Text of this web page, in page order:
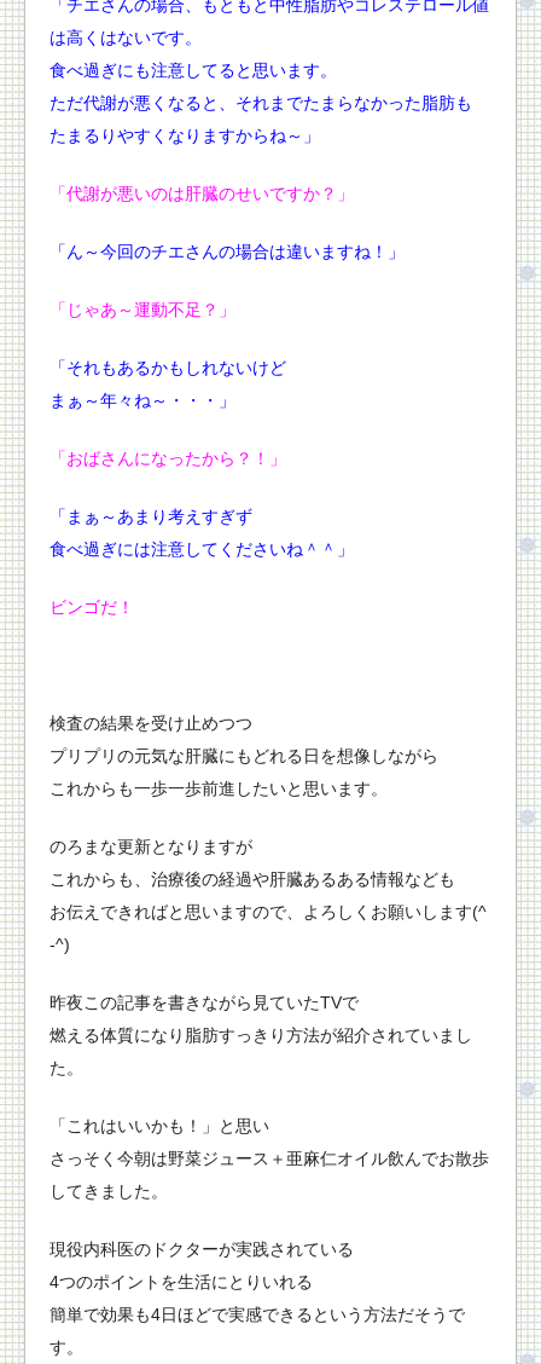
「チエさんの場合、もともと中性脂肪やコレステロール値
は高くはないです。
食べ過ぎにも注意してると思います。
ただ代謝が悪くなると、それまでたまらなかった脂肪も
たまるりやすくなりますからね～」
「代謝が悪いのは肝臓のせいですか？」
「ん～今回のチエさんの場合は違いますね！」
「じゃあ～運動不足？」
「それもあるかもしれないけど
まぁ～年々ね～・・・」
「おばさんになったから？！」
「まぁ～あまり考えすぎず
食べ過ぎには注意してくださいね＾＾」
ビンゴだ！
検査の結果を受け止めつつ
プリプリの元気な肝臓にもどれる日を想像しながら
これからも一歩一歩前進したいと思います。
のろまな更新となりますが
これからも、治療後の経過や肝臓あるある情報なども
お伝えできればと思いますので、よろしくお願いします(^
-^)
昨夜この記事を書きながら見ていたTVで
燃える体質になり脂肪すっきり方法が紹介されていまし
た。
「これはいいかも！」と思い
さっそく今朝は野菜ジュース＋亜麻仁オイル飲んでお散歩
してきました。
現役内科医のドクターが実践されている
4つのポイントを生活にとりいれる
簡単で効果も4日ほどで実感できるという方法だそうで
す。